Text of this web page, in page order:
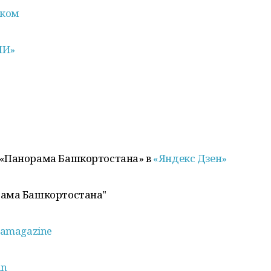
Башкортостана» в«Яндекс Дзен»
Башкортостана"